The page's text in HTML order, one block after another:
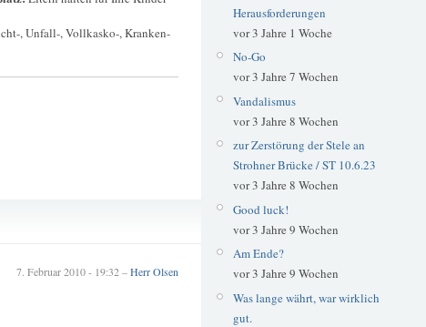
, Unfall-, Vollkasko-, Kranken-
7. Februar 2010 - 19:32 –Herr Olsen
Herausforderungen
vor 3 Jahre 1 Woche
No-Go
vor 3 Jahre 7 Wochen
Vandalismus
vor 3 Jahre 8 Wochen
zur Zerstörung der Stele an
Strohner Brücke / ST 10.6.23
vor 3 Jahre 8 Wochen
Good luck!
vor 3 Jahre 9 Wochen
Am Ende?
vor 3 Jahre 9 Wochen
Was lange währt, war wirklich
gut.